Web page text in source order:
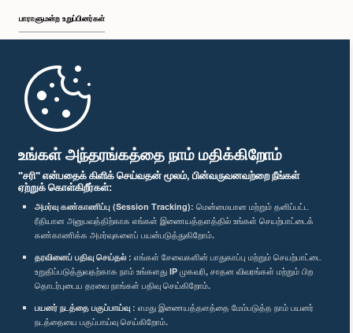
உங்கள் அந்தரங்கத்தை நாம் மதிக்கிறோம்
"சரி" என்பதைக் கிளிக் செய்வதன் மூலம், பின்வருவனவற்றை நீங்கள்
ஏற்றுக் கொள்கிறீர்கள்:
அமர்வு கண்காணிப்பு (Session Tracking): மென்மையான மற்றும் தனிப்பட்ட
ரீதியான அனுபவத்திற்காக எங்கள் இணையத்தளத்தில் உங்கள் செயற்பாட்டைக்
கண்காணிக்க அமர்வுகளைப் பயன்படுத்துகிறோம்.
தரவினைப் பதிவு செய்தல் : எங்கள் சேவைகளின் பாதுகாப்பு மற்றும் செயற்பாட்டை
உறுதிப்படுத்துவதற்காக நாம் உங்களது IP முகவரி, சாதன விவரங்கள் மற்றும் பிற
தொடர்புடைய தரவை நாங்கள் பதிவு செய்கிறோம்.
பயனர் நடத்தை பகுப்பாய்வு : எமது இணையத்தளத்தை மேம்படுத்த நாம் பயனர்
நடத்தையை பகுப்பாய்வு செய்கிறோம்.
பாராளுமன்ற உறுப்பினர்கள்
முதற்பக்கம்
பாராளுமன்ற கையடக்க செயலி
எம்மை பின்தொடர்க :
விருதுகள்
தனியுரிமைக் கொள்கை